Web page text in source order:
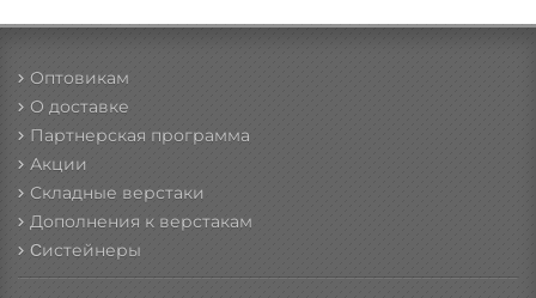
Оптовикам
О доставке
Партнерская программа
Акции
Складные верстаки
Дополнения к верстакам
Cистейнеры